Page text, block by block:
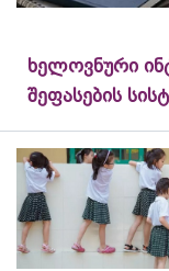
ხელოვნური
შეფასების